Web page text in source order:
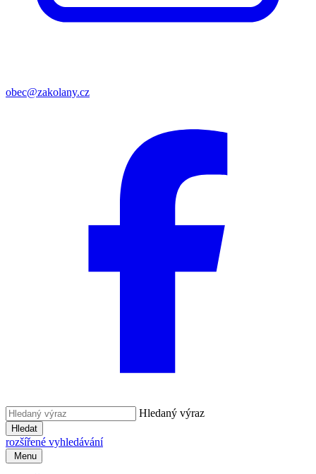
obec@zakolany.cz
Hledaný výraz
Hledat
rozšířené vyhledávání
Menu